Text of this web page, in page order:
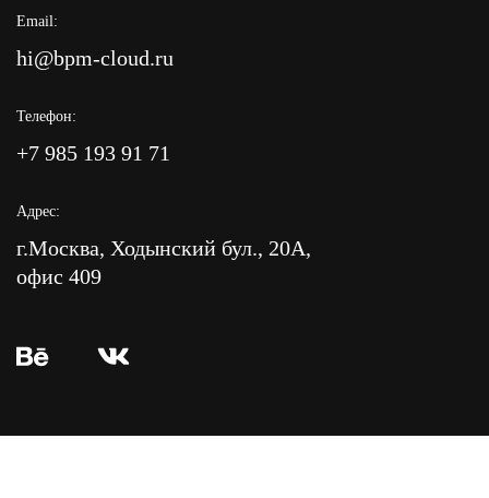
Email:
hi@bpm-cloud.ru
Телефон:
+7 985 193 91 71
Адрес:
г.Москва, Ходынский бул., 20А,
офис 409